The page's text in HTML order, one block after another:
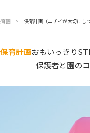
各種書類
サイトのご利
園 > 保育計画（ニチイが大切にし
保育計画おもいっきり
保護者と園の